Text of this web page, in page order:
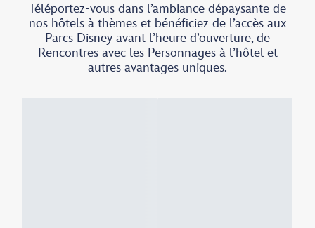
Téléportez-vous dans l’ambiance dépaysante de
nos hôtels à thèmes et bénéficiez de l’accès aux
Parcs Disney avant l’heure d’ouverture, de
Rencontres avec les Personnages à l’hôtel et
autres avantages uniques.